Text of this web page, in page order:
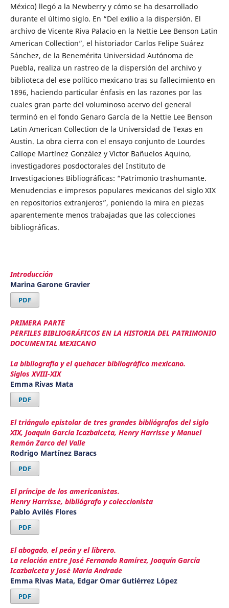
México) llegó a la Newberry y cómo se ha desarrollado
durante el último siglo. En “Del exilio a la dispersión. El
archivo de Vicente Riva Palacio en la Nettie Lee Benson Latin
American Collection”, el historiador Carlos Felipe Suárez
Sánchez, de la Benemérita Universidad Autónoma de
Puebla, realiza un rastreo de la dispersión del archivo y
biblioteca del ese político mexicano tras su fallecimiento en
1896, haciendo particular énfasis en las razones por las
cuales gran parte del voluminoso acervo del general
terminó en el fondo Genaro García de la Nettie Lee Benson
Latin American Collection de la Universidad de Texas en
Austin. La obra cierra con el ensayo conjunto de Lourdes
Calíope Martínez González y Víctor Bañuelos Aquino,
investigadores posdoctorales del Instituto de
Investigaciones Bibliográficas: “Patrimonio trashumante.
Menudencias e impresos populares mexicanos del siglo XIX
en repositorios extranjeros”, poniendo la mira en piezas
aparentemente menos trabajadas que las colecciones
bibliográficas.
Introducción
Marina Garone Gravier
PDF
PRIMERA PARTE
PERFILES BIBLIOGRÁFICOS EN LA HISTORIA DEL PATRIMONIO
DOCUMENTAL MEXICANO
La bibliografía y el quehacer bibliográfico mexicano.
Siglos XVIII-XIX
Emma Rivas Mata
PDF
El triángulo epistolar de tres grandes bibliógrafos del siglo
XIX, Joaquín García Icazbalceta, Henry Harrisse y Manuel
Remón Zarco del Valle
Rodrigo Martínez Baracs
PDF
El príncipe de los americanistas.
Henry Harrisse, bibliógrafo y coleccionista
Pablo Avilés Flores
PDF
El abogado, el peón y el librero.
La relación entre José Fernando Ramírez, Joaquín García
Icazbalceta y José María Andrade
Emma Rivas Mata, Edgar Omar Gutiérrez López
PDF